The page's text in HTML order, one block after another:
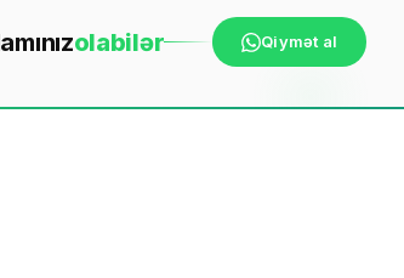
olabilər Qiymət al